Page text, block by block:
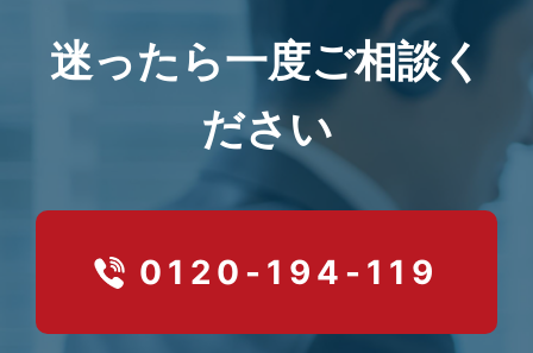
迷ったら一度ご相談く
ださい
0120-194-119